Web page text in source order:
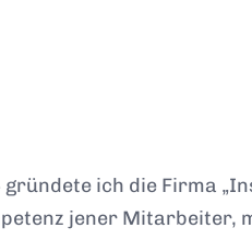
gründete ich die Firma
jener Mitarbeiter,